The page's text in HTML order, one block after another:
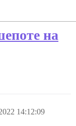
на
14:12:09